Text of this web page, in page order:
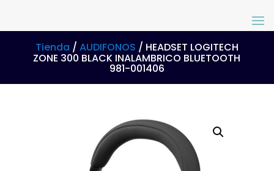
Tienda / AUDIFONOS / HEADSET LOGITECH
ZONE 300 BLACK INALAMBRICO BLUETOOTH
981-001406